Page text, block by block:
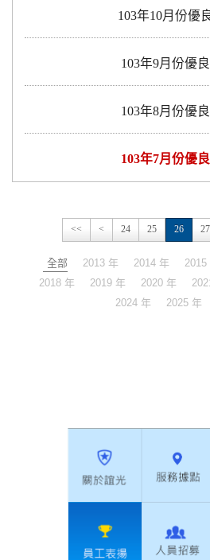
103年10月份優
103年9月份優
103年8月份優
103年7月份優
<< < 24 25 26 27
全部 2013 年 2014 年 2015
2018 年
2019 年 2020 年
2024 年
2025 年